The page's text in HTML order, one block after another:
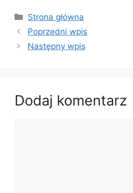
Strona główna
Poprzedni wpis
Następny wpis
Dodaj komentarz